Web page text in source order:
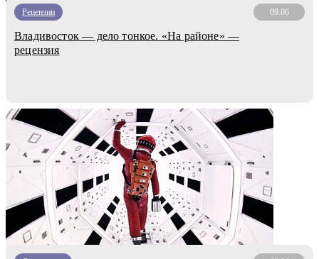
Рецензии 09.06
Владивосток — дело тонкое. «На районе» —
рецензия